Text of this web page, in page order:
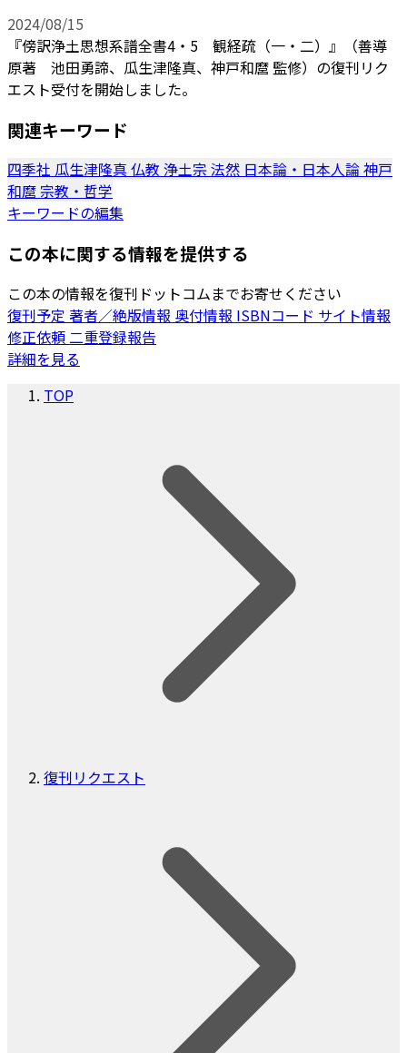
2024/08/15
『傍訳浄土思想系譜全書4・5 観経疏（一・二）』（善導
原著 池田勇諦、瓜生津隆真、神戸和麿 監修）の復刊リク
エスト受付を開始しました。
関連キーワード
四季社 瓜生津隆真仏教 浄土宗法然 日本論・日本人論神戸
和麿 宗教・哲学
キーワードの編集
この本に関する情報を提供する
この本の情報を復刊ドットコムまでお寄せください
復刊予定 著者／絶版情報 奥付情報 ISBNコード サイト情報
修正依頼 二重登録報告
詳細を見る
TOP
復刊リクエスト